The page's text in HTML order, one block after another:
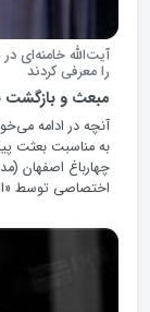
آیت‌الله خامنه‌ای
را معرفی کردند
مبعث و
آنچه در ادامه
چهارباغ اصفهان
اختصاصی توسط